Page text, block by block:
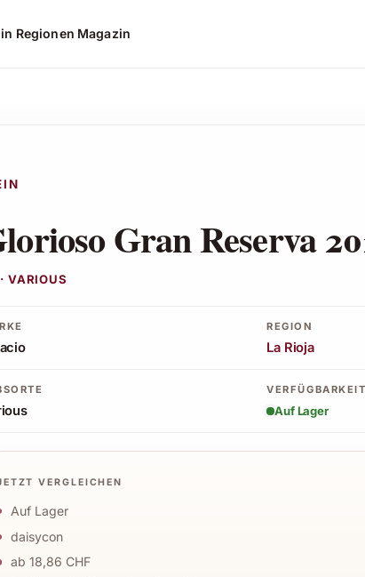
Regionen Magazin
Gran Reserva
VARIOUS
REGION
La Rioja
VERFÜGBARKEIT
Auf Lager
VERGLEICHEN
Auf Lager
daisycon
ab 18,86 CHF